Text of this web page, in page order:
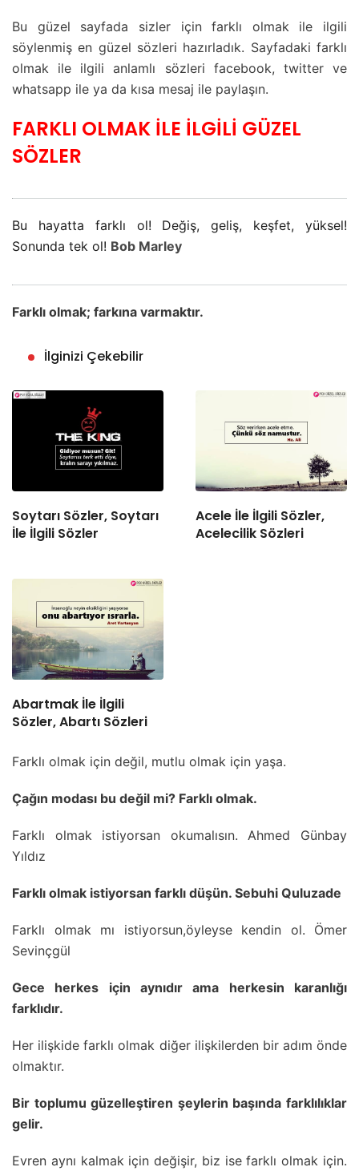
Bu güzel sayfada sizler için farklı olmak ile ilgili
söylenmiş en güzel sözleri hazırladık. Sayfadaki farklı
olmak ile ilgili anlamlı sözleri facebook, twitter ve
whatsapp ile ya da kısa mesaj ile paylaşın.
FARKLI OLMAK İLE İLGİLİ GÜZEL
SÖZLER
Bu hayatta farklı ol! Değiş, geliş, keşfet, yüksel!
Sonunda tek ol! Bob Marley
Farklı olmak; farkına varmaktır.
İlginizi Çekebilir
Soytarı Sözler, Soytarı
İle İlgili Sözler
Acele İle İlgili Sözler,
Acelecilik Sözleri
Abartmak İle İlgili
Sözler, Abartı Sözleri
Farklı olmak için değil, mutlu olmak için yaşa.
Çağın modası bu değil mi? Farklı olmak.
Farklı olmak istiyorsan okumalısın. Ahmed Günbay
Yıldız
Farklı olmak istiyorsan farklı düşün. Sebuhi Quluzade
Farklı olmak mı istiyorsun,öyleyse kendin ol. Ömer
Sevinçgül
Gece herkes için aynıdır ama herkesin karanlığı
farklıdır.
Her ilişkide farklı olmak diğer ilişkilerden bir adım önde
olmaktır.
Bir toplumu güzelleştiren şeylerin başında farklılıklar
gelir.
Evren aynı kalmak için değişir, biz ise farklı olmak için.